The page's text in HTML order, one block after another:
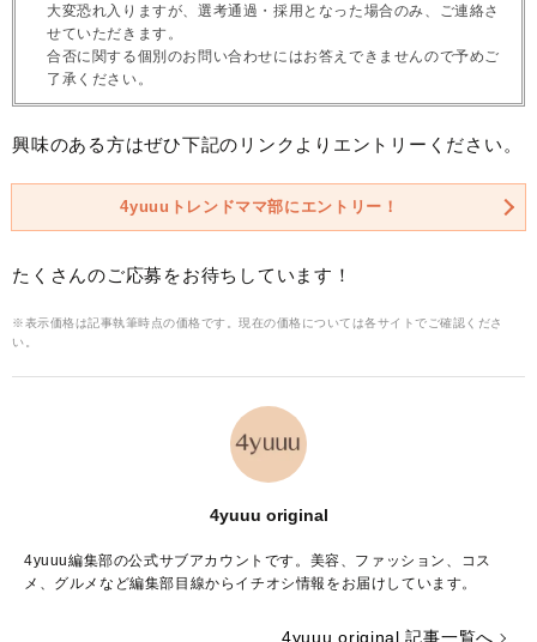
大変恐れ入りますが、選考通過・採用となった場合のみ、ご連絡さ
せていただきます。
合否に関する個別のお問い合わせにはお答えできませんので予めご
了承ください。
興味のある方はぜひ下記のリンクよりエントリーください。
4yuuuトレンドママ部にエントリー！
たくさんのご応募をお待ちしています！
※表示価格は記事執筆時点の価格です。現在の価格については各サイトでご確認くださ
い。
4yuuu original
4yuuu編集部の公式サブアカウントです。美容、ファッション、コス
メ、グルメなど編集部目線からイチオシ情報をお届けしています。
4yuuu original 記事一覧へ